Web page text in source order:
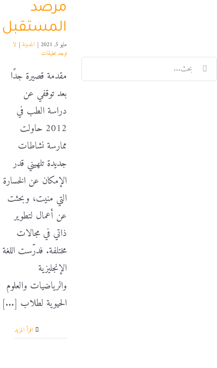
البحث
عن:
مرصد
المستقبل
مايو 5, 2021 | المدونة | لا
توجد تعليقات
مقدمة قصيرة جدًا
بعد توقفي عن
دراسة الطب في
2012 حاولت
ممارسة نشاطات
جديدة تلهيني قدر
الإمكان عن الخسارة
التي منيت، وبحثت
عن أعمال لتطوير
ذاتي في مجالات
مختلفة. فدرّست اللغة
الإنجليزية
والرياضيات والعلوم
الحيوية لطلاب [...]